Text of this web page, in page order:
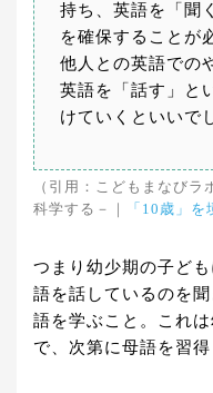
持ち、英語を「聞
を確保することが
他人との英語での
英語を「話す」と
けていくといいで
（引用：こどもまなび
科学する－｜
「10歳」
つまり幼少期の子ど
語を話しているのを
語を学ぶこと。これ
で、次第に母語を習